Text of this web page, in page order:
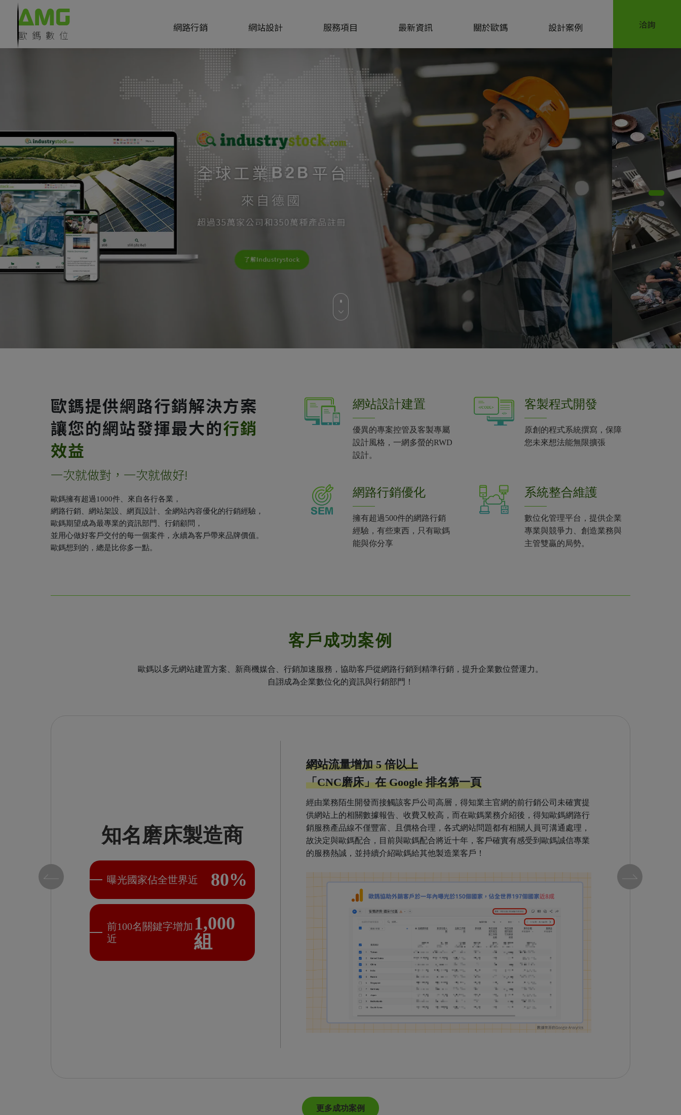
洽詢
網路行銷 網站設計 服務項目 最新資訊 關於歐鎷 設計案例
歐鎷提供網路行銷解決方案
讓您的網站發揮最大的行銷
效益
一次就做對，一次就做好!
歐鎷擁有超過1000件、來自各行各業，
網路行銷、網站架設、網頁設計、全網站內容優化的行銷經驗，
歐鎷期望成為最專業的資訊部門、行銷顧問，
並用心做好客戶交付的每一個案件，永續為客戶帶來品牌價值。
歐鎷想到的，總是比你多一點。
網站設計建置
優異的專案控管及客製專屬
設計風格，一網多螢的RWD
設計。
客製程式開發
原創的程式系統撰寫，保障
您未來想法能無限擴張
網路行銷優化
擁有超過500件的網路行銷
經驗，有些東西，只有歐鎷
能與你分享
系統整合維護
數位化管理平台，提供企業
專業與競爭力、創造業務與
主管雙贏的局勢。
客戶成功案例
歐鎷以多元網站建置方案、新商機媒合、行銷加速服務，協助客戶從網路行銷到精準行銷，提升企業數位營運力。
自詡成為企業數位化的資訊與行銷部門！
知名磨床製造商
曝光國家佔全世界近 80%
前100名關鍵字增加
近
1,000
組
網站流量增加 5 倍以上
「CNC磨床」在 Google 排名第一頁
經由業務陌生開發而接觸該客戶公司高層，得知業主官網的前行銷公司未確實提
供網站上的相關數據報告、收費又較高，而在歐鎷業務介紹後，得知歐鎷網路行
銷服務產品線不僅豐富、且價格合理，各式網站問題都有相關人員可溝通處理，
故決定與歐鎷配合，目前與歐鎷配合將近十年，客戶確實有感受到歐鎷誠信專業
的服務熱誠，並持續介紹歐鎷給其他製造業客戶！
更多成功案例
Cookie管理面板